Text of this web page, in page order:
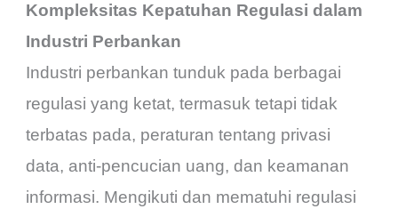
Kompleksitas Kepatuhan Regulasi dalam
Industri Perbankan
Industri perbankan tunduk pada berbagai
regulasi yang ketat, termasuk tetapi tidak
terbatas pada, peraturan tentang privasi
data, anti-pencucian uang, dan keamanan
informasi. Mengikuti dan mematuhi regulasi